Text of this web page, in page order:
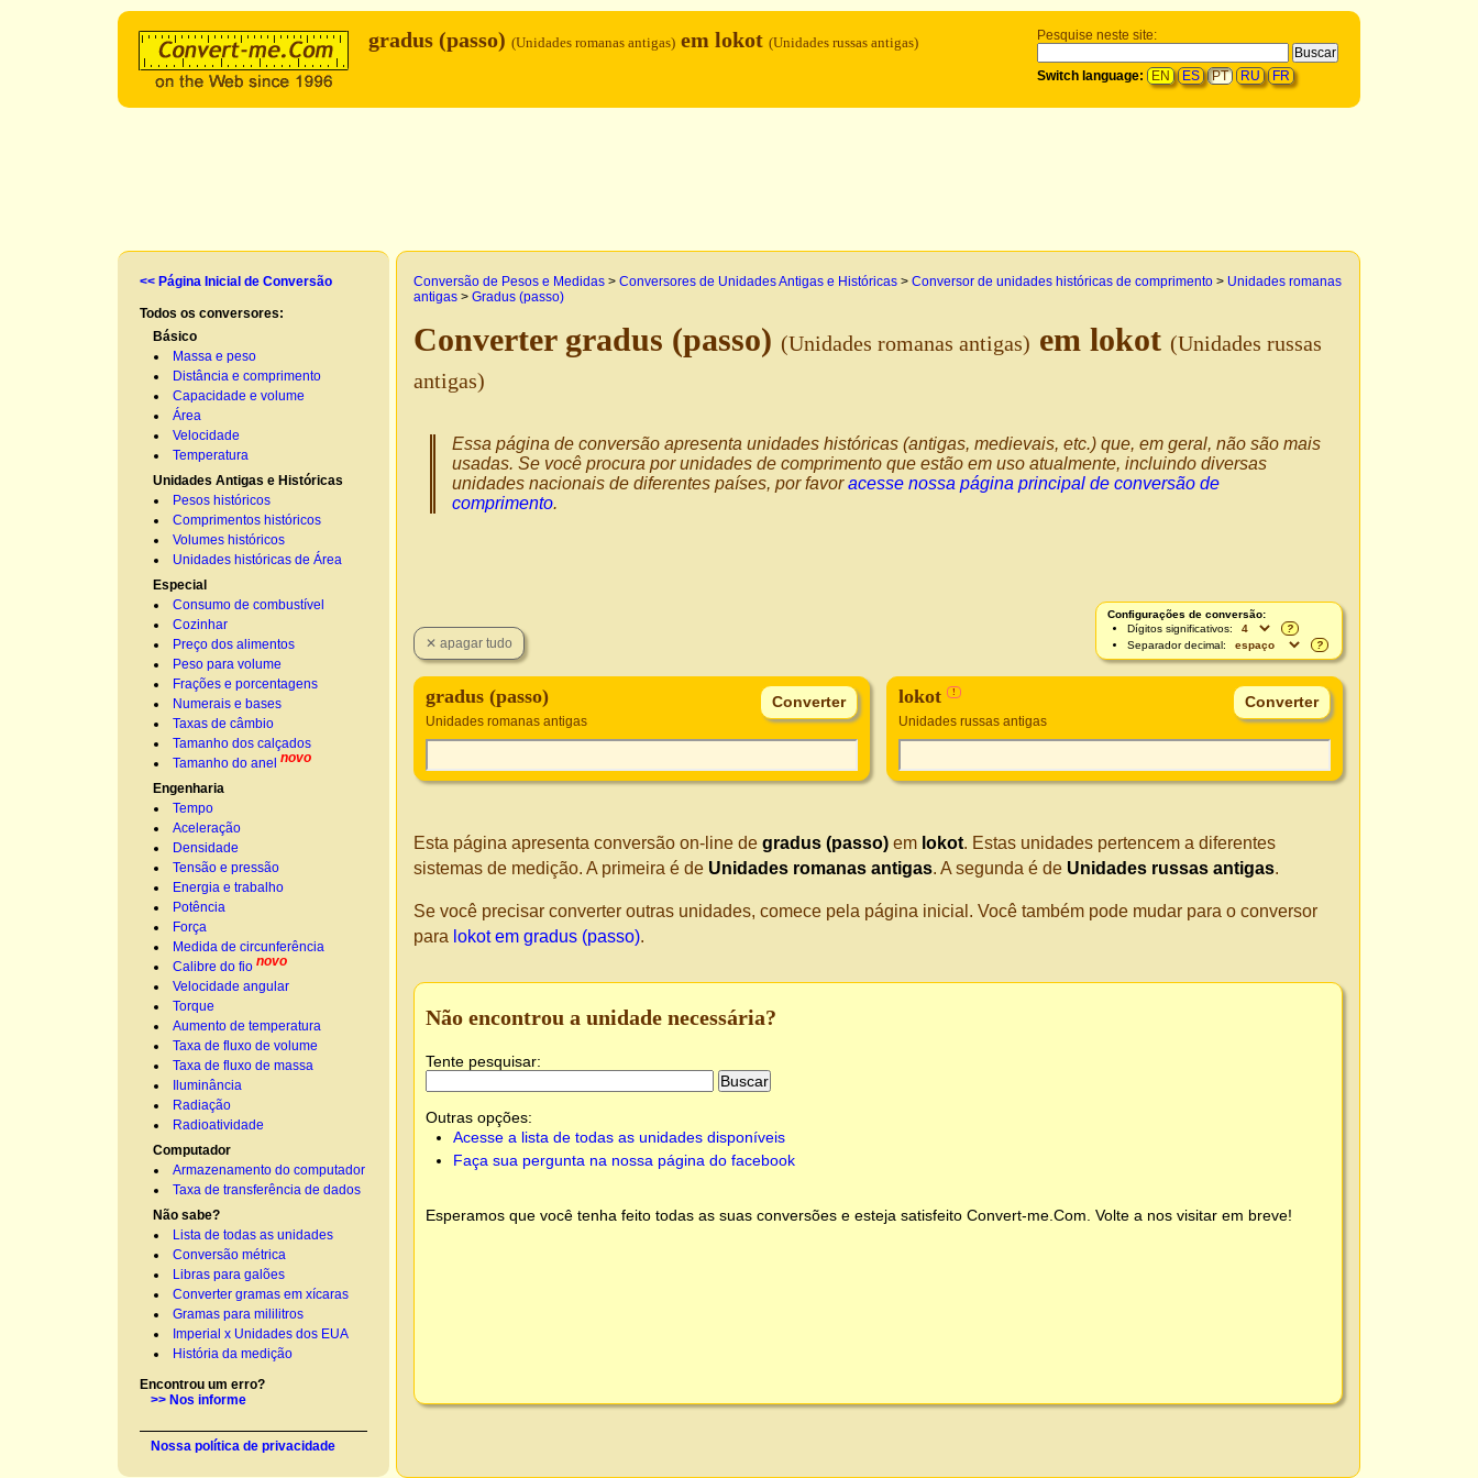
Pesquise neste site:
Switch language: EN ES PT RU FR
gradus (passo) (Unidades romanas antigas) em lokot (Unidades russas antigas)
<< Página Inicial de Conversão
Todos os conversores:
Básico
Massa e peso
Distância e comprimento
Capacidade e volume
Área
Velocidade
Temperatura
Unidades Antigas e Históricas
Pesos históricos
Comprimentos históricos
Volumes históricos
Unidades históricas de Área
Especial
Consumo de combustível
Cozinhar
Preço dos alimentos
Peso para volume
Frações e porcentagens
Numerais e bases
Taxas de câmbio
Tamanho dos calçados
Tamanho do anel novo
Engenharia
Tempo
Aceleração
Densidade
Tensão e pressão
Energia e trabalho
Potência
Força
Medida de circunferência
Calibre do fio novo
Velocidade angular
Torque
Aumento de temperatura
Taxa de fluxo de volume
Taxa de fluxo de massa
Iluminância
Radiação
Radioatividade
Computador
Armazenamento do computador
Taxa de transferência de dados
Não sabe?
Lista de todas as unidades
Conversão métrica
Libras para galões
Converter gramas em xícaras
Gramas para mililitros
Imperial x Unidades dos EUA
História da medição
Encontrou um erro?
>> Nos informe
Nossa política de privacidade
Conversão de Pesos e Medidas > Conversores de Unidades Antigas e Históricas > Conversor de unidades históricas de comprimento > Unidades romanas
antigas > Gradus (passo)
Converter gradus (passo) (Unidades romanas antigas) em lokot (Unidades russas
antigas)
Essa página de conversão apresenta unidades históricas (antigas, medievais, etc.) que, em geral, não são mais
usadas. Se você procura por unidades de comprimento que estão em uso atualmente, incluindo diversas
unidades nacionais de diferentes países, por favoracesse nossa página principal de conversão de
comprimento.
Configurações de conversão:
Dígitos significativos:
?
Separador decimal:
?
gradus (passo)
Unidades romanas antigas
lokot !
Unidades russas antigas
Esta página apresenta conversão on-line de gradus (passo) em lokot. Estas unidades pertencem a diferentes
sistemas de medição. A primeira é de Unidades romanas antigas. A segunda é de Unidades russas antigas.
Se você precisar converter outras unidades, comece pela página inicial. Você também pode mudar para o conversor
para lokot em gradus (passo).
Não encontrou a unidade necessária?
Tente pesquisar:
Outras opções:
Acesse a lista de todas as unidades disponíveis
Faça sua pergunta na nossa página do facebook
Esperamos que você tenha feito todas as suas conversões e esteja satisfeito Convert-me.Com . Volte a nos visitar em breve!